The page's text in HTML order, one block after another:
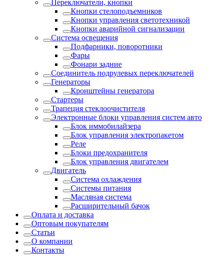
Переключатели, кнопки
Кнопки стелоподъемников
Кнопки управления светотехникой
Кнопки аварийной сигнализации
Система освещения
Подфарники, поворотники
Фары
Фонари задние
Соединитель подрулевых переключателей
Генераторы
Кронштейны генератора
Стартеры
Трапеция стеклоочистителя
Электронные блоки управления систем авто
Блок иммобилайзера
Блок управления электропакетом
Реле
Блоки предохранителя
Блок управления двигателем
Двигатель
Система охлаждения
Системы питания
Масляная система
Расширительный бачок
Оплата и доставка
Оптовым покупателям
Статьи
О компании
Контакты